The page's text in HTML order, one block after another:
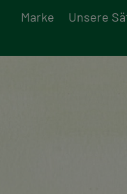
Marke Unsere